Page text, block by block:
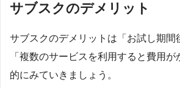
サブスクのデメリット
サブスクのデメリットは「お試し期間
「複数のサービスを利用すると費用
的にみていきましょう。